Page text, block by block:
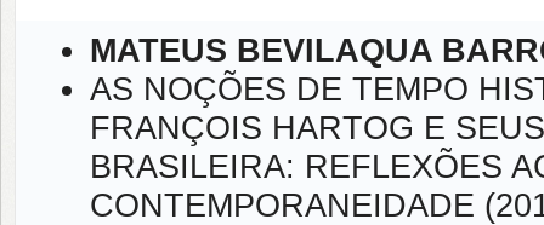
MATEUS BEVILAQUA
AS NOÇÕES DE TEMPO
FRANÇOIS HARTOG E
BRASILEIRA: REFLEXÕES
CONTEMPORANEIDADE